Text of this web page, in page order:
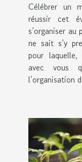
Célébrer un
réussir cet
s’organiser
ne sait s’y
pour
avec vous
l’organisation